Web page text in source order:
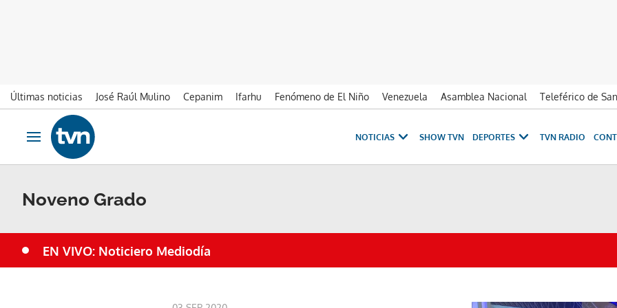
Últimas noticias José Raúl Mulino Cepanim Ifarhu Fenómeno de El Niño Venezuela Asamblea Nacional Teleférico de
Ir al contenido
Obrir navegació
NOTICIAS SHOW TVN DEPORTES TVN RADIO
Noveno Grado
EN VIVO: Noticiero Mediodía